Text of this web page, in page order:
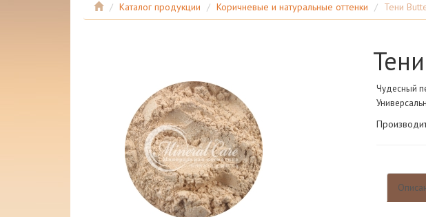
Каталог продукции Коричневые и натуральные оттенки Тени
Чудесный